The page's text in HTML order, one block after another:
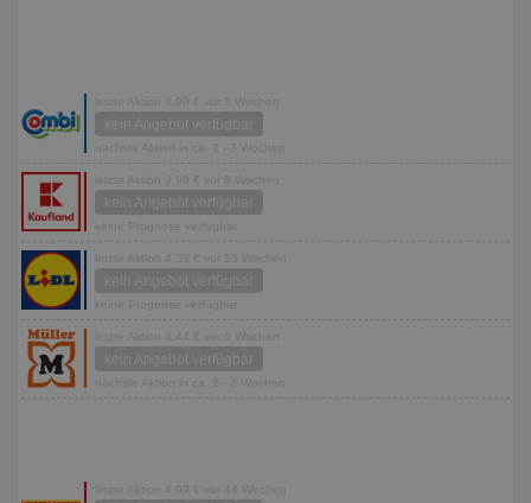
letzte Aktion 4,99 € vor 8 Wochen
kein Angebot verfügbar
nächste Aktion in ca. 2 - 3 Wochen
letzte Aktion 3,99 € vor 8 Wochen
kein Angebot verfügbar
keine Prognose verfügbar
letzte Aktion 4,39 € vor 15 Wochen
kein Angebot verfügbar
keine Prognose verfügbar
letzte Aktion 4,44 € vor 6 Wochen
kein Angebot verfügbar
nächste Aktion in ca. 2 - 3 Wochen
letzte Aktion 4,99 € vor 44 Wochen